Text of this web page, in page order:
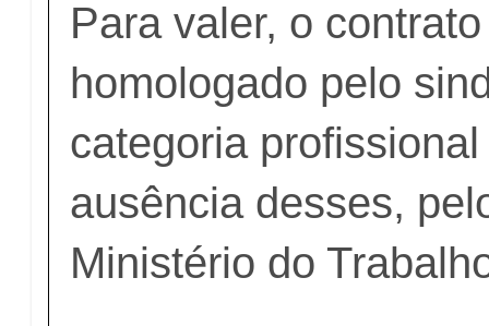
Para valer, o
homologado pelo
categoria
ausência desses,
Ministério do